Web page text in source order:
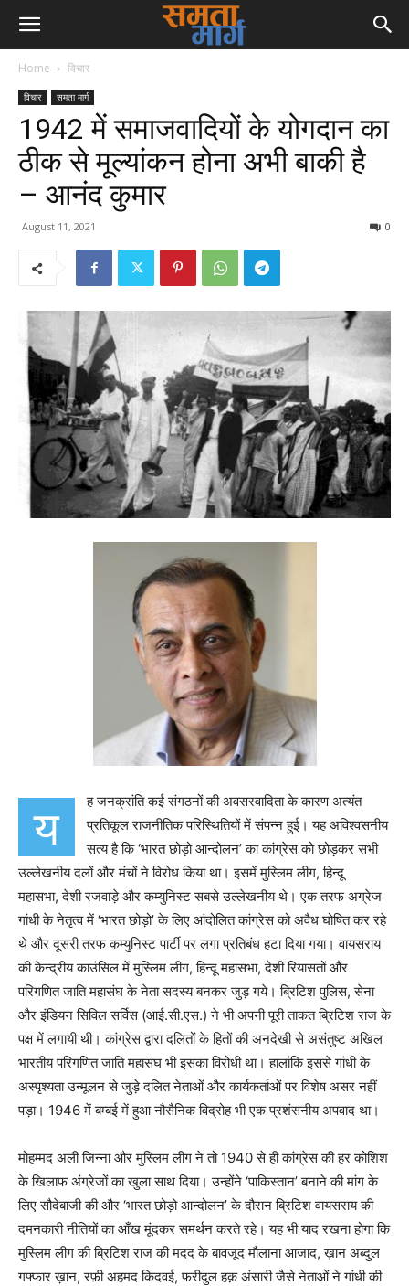
Home विचार
विचार समता मार्ग
1942 में समाजवादियों के योगदान का
ठीक से मूल्यांकन होना अभी बाकी है
– आनंद कुमार
August 11, 2021 0
य
ह जनक्रांति कई संगठनों की अवसरवादिता के कारण अत्यंत
प्रतिकूल राजनीतिक परिस्थितियों में संपन्न हुई। यह अविश्वसनीय
सत्य है कि ‘भारत छोड़ो आन्दोलन’ का कांग्रेस को छोड़कर सभी
उल्लेखनीय दलों और मंचों ने विरोध किया था। इसमें मुस्लिम लीग, हिन्दू
महासभा, देशी रजवाड़े और कम्युनिस्ट सबसे उल्लेखनीय थे। एक तरफ अग्रेज
गांधी के नेतृत्व में ‘भारत छोड़ो’ के लिए आंदोलित कांग्रेस को अवैध घोषित कर रहे
थे और दूसरी तरफ कम्युनिस्ट पार्टी पर लगा प्रतिबंध हटा दिया गया। वायसराय
की केन्द्रीय काउंसिल में मुस्लिम लीग, हिन्दू महासभा, देशी रियासतों और
परिगणित जाति महासंघ के नेता सदस्य बनकर जुड़ गये। ब्रिटिश पुलिस, सेना
और इंडियन सिविल सर्विस (आई.सी.एस.) ने भी अपनी पूरी ताकत ब्रिटिश राज के
पक्ष में लगायी थी। कांग्रेस द्वारा दलितों के हितों की अनदेखी से असंतुष्ट अखिल
भारतीय परिगणित जाति महासंघ भी इसका विरोधी था। हालांकि इससे गांधी के
अस्पृश्यता उन्मूलन से जुड़े दलित नेताओं और कार्यकर्ताओं पर विशेष असर नहीं
पड़ा। 1946 में बम्बई में हुआ नौसैनिक विद्रोह भी एक प्रशंसनीय अपवाद था।
मोहम्मद अली जिन्ना और मुस्लिम लीग ने तो 1940 से ही कांग्रेस की हर कोशिश
के खिलाफ अंग्रेजों का खुला साथ दिया। उन्होंने ‘पाकिस्तान’ बनाने की मांग के
लिए सौदेबाजी की और ‘भारत छोड़ो आन्दोलन’ के दौरान ब्रिटिश वायसराय की
दमनकारी नीतियों का आँख मूंदकर समर्थन करते रहे। यह भी याद रखना होगा कि
मुस्लिम लीग की ब्रिटिश राज की मदद के बावजूद मौलाना आजाद, ख़ान अब्दुल
गफ्फार ख़ान, रफ़ी अहमद किदवई, फरीदुल हक़ अंसारी जैसे नेताओं ने गांधी की